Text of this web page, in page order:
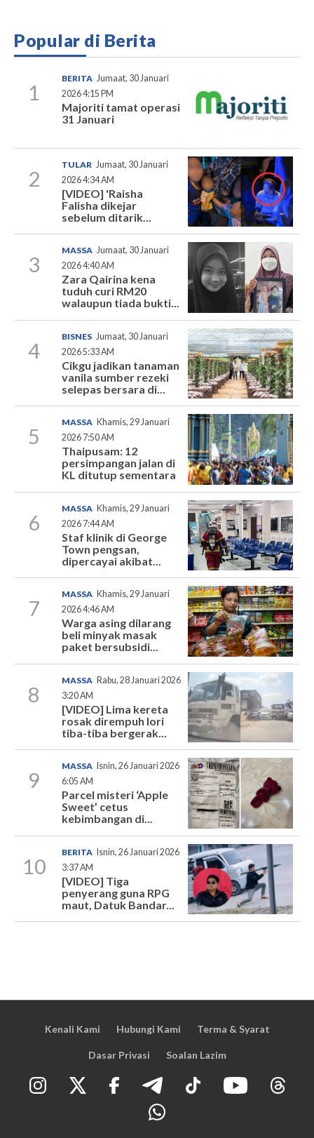
Popular di Berita
1
BERITA Jumaat, 30 Januari
2026 4:15 PM
Majoriti tamat operasi
31 Januari
2
TULAR Jumaat, 30 Januari
2026 4:34 AM
[VIDEO] 'Raisha
Falisha dikejar
sebelum ditarik...
3
MASSA Jumaat, 30 Januari
2026 4:40 AM
Zara Qairina kena
tuduh curi RM20
walaupun tiada bukti...
4
BISNES Jumaat, 30 Januari
2026 5:33 AM
Cikgu jadikan tanaman
vanila sumber rezeki
selepas bersara di...
5
MASSA Khamis, 29 Januari
2026 7:50 AM
Thaipusam: 12
persimpangan jalan di
KL ditutup sementara
6
MASSA Khamis, 29 Januari
2026 7:44 AM
Staf klinik di George
Town pengsan,
dipercayai akibat...
7
MASSA Khamis, 29 Januari
2026 4:46 AM
Warga asing dilarang
beli minyak masak
paket bersubsidi...
8
MASSA Rabu, 28 Januari 2026
3:20 AM
[VIDEO] Lima kereta
rosak dirempuh lori
tiba-tiba bergerak...
9
MASSA
Isnin, 26 Januari 2026
6:05 AM
Parcel misteri ‘Apple
Sweet’ cetus
kebimbangan di...
10
BERITA Isnin, 26 Januari 2026
3:37 AM
[VIDEO] Tiga
penyerang guna RPG
maut, Datuk Bandar...
Kenali Kami Hubungi Kami Terma & Syarat
Dasar Privasi Soalan Lazim